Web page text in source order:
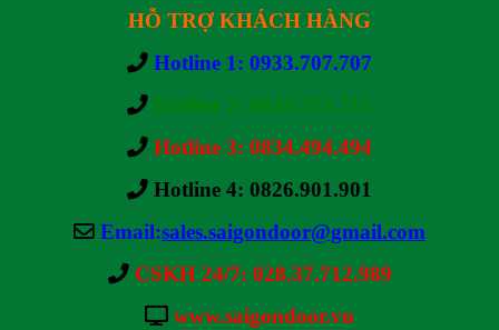
HỖ TRỢ KHÁCH HÀNG
Hotline 1: 0933.707.707
Hotline 2: 0834.715.715
Hotline 3: 0834.494.494
Hotline 4: 0826.901.901
Email:sales.saigondoor@gmail.com
CSKH 24/7: 028.37.712.989
www.saigondoor.vn